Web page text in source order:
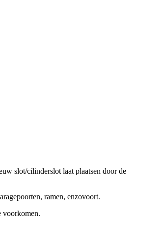
slot/cilinderslot laat plaatsen door de
ramen, enzovoort.
voorkomen.